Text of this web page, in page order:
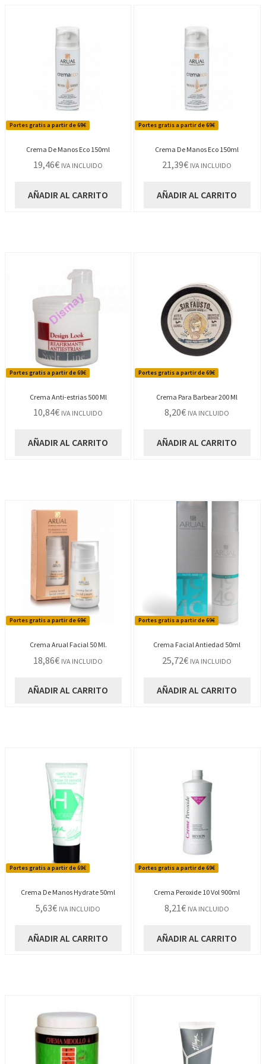
Portes gratis a partir de 69€
Crema De Manos Eco 150ml
19,46€ IVA INCLUIDO
AÑADIR AL CARRITO
Portes gratis a partir de 69€
Crema De Manos Eco 150ml
21,39€ IVA INCLUIDO
AÑADIR AL CARRITO
Portes gratis a partir de 69€
Crema Anti-estrias 500 Ml
10,84€ IVA INCLUIDO
AÑADIR AL CARRITO
Portes gratis a partir de 69€
Crema Para Barbear 200 Ml
8,20€ IVA INCLUIDO
AÑADIR AL CARRITO
Portes gratis a partir de 69€
Crema Arual Facial 50 Ml.
18,86€ IVA INCLUIDO
AÑADIR AL CARRITO
Portes gratis a partir de 69€
Crema Facial Antiedad 50ml
25,72€ IVA INCLUIDO
AÑADIR AL CARRITO
Portes gratis a partir de 69€
Crema De Manos Hydrate 50ml
5,63€ IVA INCLUIDO
AÑADIR AL CARRITO
Portes gratis a partir de 69€
Crema Peroxide 10 Vol 900ml
8,21€ IVA INCLUIDO
AÑADIR AL CARRITO